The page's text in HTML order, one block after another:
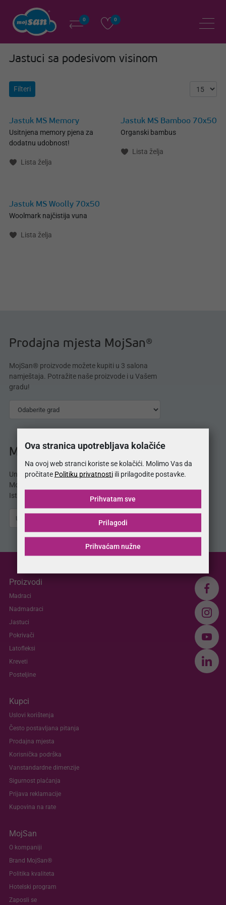
0 0
Jastuci sa podesivom visinom
Filteri
Jastuk MS Memory
Usitnjena memory pjena za
dodatnu udobnost!
Lista želja
Jastuk MS Bamboo 70x50
Organski bambus
Lista želja
Jastuk MS Woolly 70x50
Woolmark najčistija vuna
Lista želja
Prodajna mjesta MojSan®
MojSan® proizvode možete kupiti u 3 salona
namještaja. Potražite naše proizvode i u Vašem
gradu!
MojSan® katalog
Unesite svoju e-mail adresu i odmah dobijate
MojSan® katalog proizvoda direktno u svoj inbox.
Istražite ponudu madraca, kreveta, jastuka i više.
Proizvodi
Madraci
Nadmadraci
Jastuci
Pokrivači
Latofleksi
Kreveti
Posteljine
Kupci
Uslovi korištenja
Često postavljana pitanja
Prodajna mjesta
Korisnička podrška
Vanstandardne dimenzije
Sigurnost plaćanja
Prijava reklamacije
Kupovina na rate
MojSan
O kompaniji
Brand MojSan®
Politika kvaliteta
Hotelski program
Zaposli se
Ova stranica upotrebljava kolačiće
Na ovoj web stranci koriste se kolačići. Molimo Vas da
pročitate Politiku privatnostiili prilagodite postavke.
Prihvaćam nužne
Prilagodi
Prihvatam sve